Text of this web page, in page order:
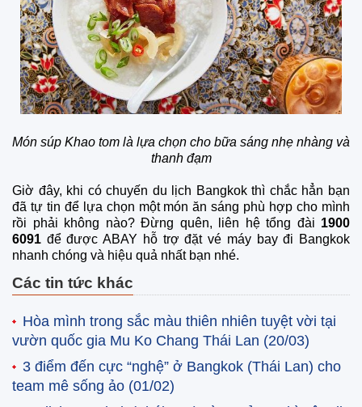
Món súp Khao tom là lựa chọn cho bữa sáng nhẹ nhàng và
thanh đạm
Giờ đây, khi có chuyến du lịch Bangkok thì chắc hẳn bạn
đã tự tin để lựa chọn một món ăn sáng phù hợp cho mình
rồi phải không nào? Đừng quên, liên hệ tổng đài 1900
6091 để được ABAY hỗ trợ đặt vé máy bay đi Bangkok
nhanh chóng và hiệu quả nhất bạn nhé.
Các tin tức khác
Hòa mình trong sắc màu thiên nhiên tuyệt vời tại
vườn quốc gia Mu Ko Chang Thái Lan (20/03)
3 điểm đến cực “nghệ” ở Bangkok (Thái Lan) cho
team mê sống ảo (01/02)